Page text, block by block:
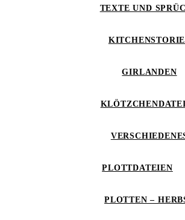
TEXTE UND
GIRLANDEN
PLOTTDATEIEN
PLOTTEN –